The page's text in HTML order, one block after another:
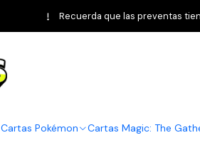
Cartas Pokémon Cartas Magic: The
Recuerda que las preventas
Lanzamientos 2026 Cartas